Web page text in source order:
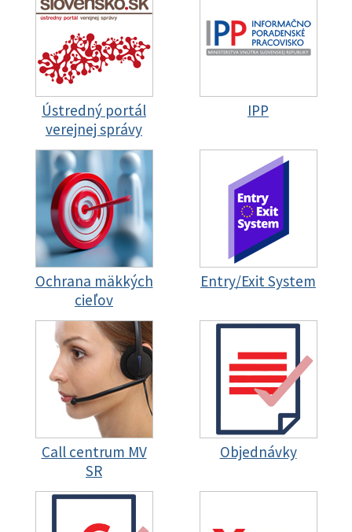
Ústredný portál
verejnej správy
IPP
Ochrana mäkkých
cieľov
Entry/Exit System
Call centrum MV
SR
Objednávky